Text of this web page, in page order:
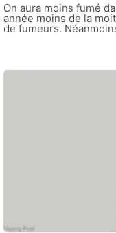
On aura moins fumé
année moins de la
de fumeurs.